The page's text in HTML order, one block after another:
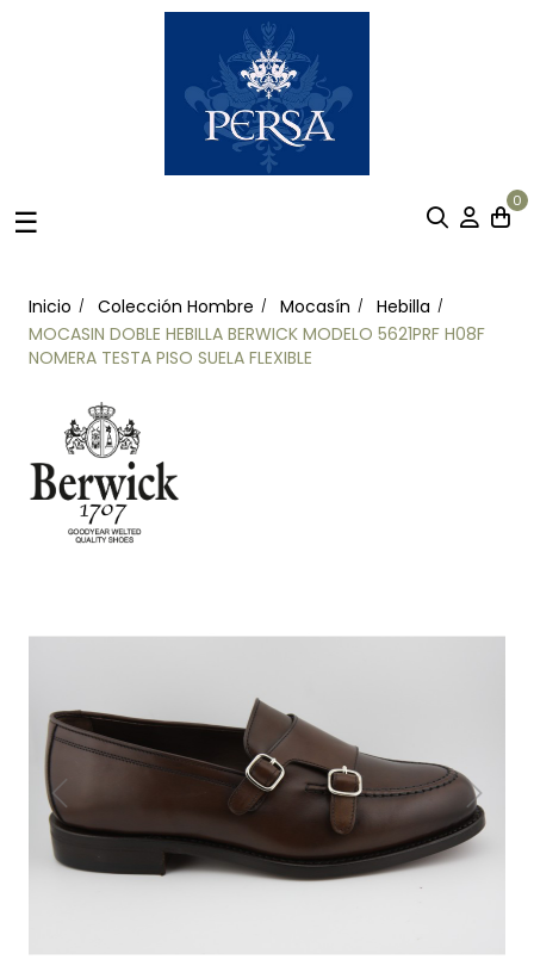
Navegación
☰
0
Inicio Colección Hombre Mocasín
Hebilla
MOCASIN DOBLE HEBILLA BERWICK MODELO 5621PRF H08F
NOMERA TESTA PISO SUELA FLEXIBLE